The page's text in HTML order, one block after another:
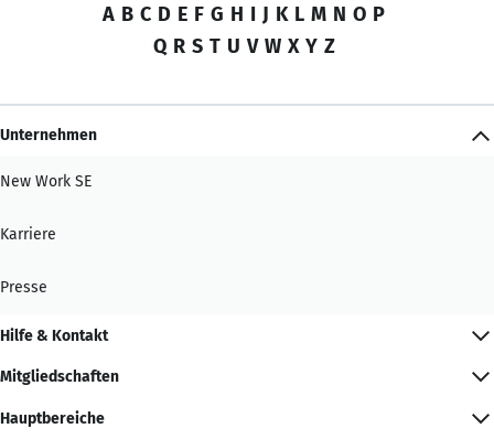
A B C D E F G H I J K L M N O P
Q R S T U V W X Y Z
Unternehmen
New Work SE
Karriere
Presse
Hilfe & Kontakt
Mitgliedschaften
Hauptbereiche